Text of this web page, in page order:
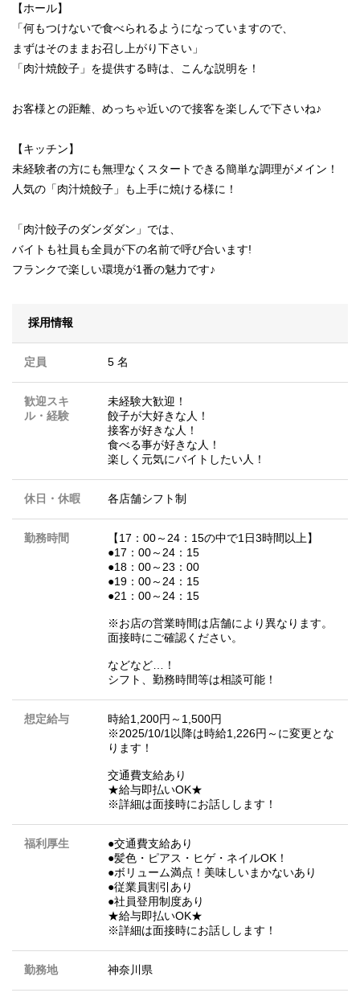
【ホール】
「何もつけないで食べられるようになっていますので、
まずはそのままお召し上がり下さい」
「肉汁焼餃子」を提供する時は、こんな説明を！
お客様との距離、めっちゃ近いので接客を楽しんで下さいね♪
【キッチン】
未経験者の方にも無理なくスタートできる簡単な調理がメイン！
人気の「肉汁焼餃子」も上手に焼ける様に！
「肉汁餃子のダンダダン」では、
バイトも社員も全員が下の名前で呼び合います!
フランクで楽しい環境が1番の魅力です♪
採用情報
定員 5 名
歓迎スキ
ル・経験
未経験大歓迎！
餃子が大好きな人！
接客が好きな人！
食べる事が好きな人！
楽しく元気にバイトしたい人！
休日・休暇 各店舗シフト制
勤務時間
【17：00～24：15の中で1日3時間以上】
●17：00～24：15
●18：00～23：00
●19：00～24：15
●21：00～24：15
※お店の営業時間は店舗により異なります。
面接時にご確認ください。
などなど…！
シフト、勤務時間等は相談可能！
想定給与
時給1,200円～1,500円
※2025/10/1以降は時給1,226円～に変更とな
ります！
交通費支給あり
★給与即払いOK★
※詳細は面接時にお話しします！
福利厚生
●交通費支給あり
●髪色・ピアス・ヒゲ・ネイルOK！
●ボリューム満点！美味しいまかないあり
●従業員割引あり
●社員登用制度あり
★給与即払いOK★
※詳細は面接時にお話しします！
勤務地 神奈川県